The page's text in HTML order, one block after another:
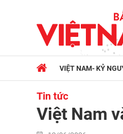
VIỆT NAM- KỶ
Tin tức
Việt Nam